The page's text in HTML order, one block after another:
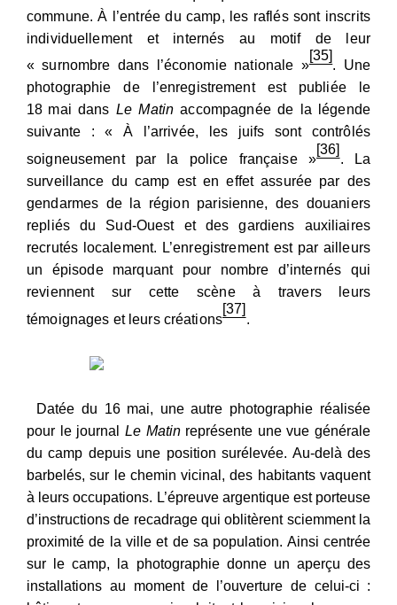
commune. À l’entrée du camp, les raflés sont inscrits
individuellement et internés au motif de leur
« surnombre dans l’économie nationale »
[35]
. Une
photographie de l’enregistrement est publiée le
18 mai dans Le Matinaccompagnée de la légende
suivante : « À l’arrivée, les juifs sont contrôlés
soigneusement par la police française »
[36]
. La
surveillance du camp est en effet assurée par des
gendarmes de la région parisienne, des douaniers
repliés du Sud-Ouest et des gardiens auxiliaires
recrutés localement. L’enregistrement est par ailleurs
un épisode marquant pour nombre d’internés qui
reviennent sur cette scène à travers leurs
témoignages et leurs créations
[37]
.
Datée du 16 mai, une autre photographie réalisée
pour le journal Le Matinreprésente une vue générale
du camp depuis une position surélevée. Au-delà des
barbelés, sur le chemin vicinal, des habitants vaquent
à leurs occupations. L’épreuve argentique est porteuse
d’instructions de recadrage qui oblitèrent sciemment la
proximité de la ville et de sa population. Ainsi centrée
sur le camp, la photographie donne un aperçu des
installations au moment de l’ouverture de celui-ci :